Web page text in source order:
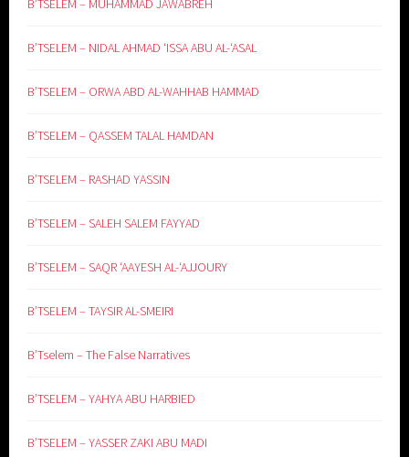
B’TSELEM – MUHAMMAD JAWABREH
B’TSELEM – NIDAL AHMAD ‘ISSA ABU AL-‘ASAL
B’TSELEM – ORWA ABD AL-WAHHAB HAMMAD
B’TSELEM – QASSEM TALAL HAMDAN
B’TSELEM – RASHAD YASSIN
B’TSELEM – SALEH SALEM FAYYAD
B’TSELEM – SAQR ‘AAYESH AL-‘AJJOURY
B’TSELEM – TAYSIR AL-SMEIRI
B’Tselem – The False Narratives
B’TSELEM – YAHYA ABU HARBIED
B’TSELEM – YASSER ZAKI ABU MADI